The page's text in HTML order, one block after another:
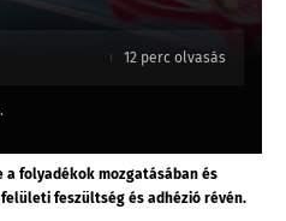
12 perc olvasás
a folyadékok mozgatásában és
feszültség és adhézió révén.